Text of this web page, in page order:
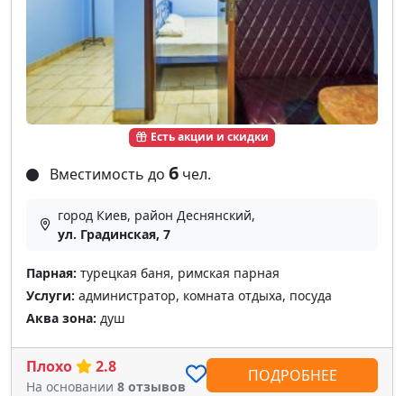
Есть акции и скидки
Вместимость до 6 чел.
город Киев, район Деснянский,
ул. Градинская, 7
Парная: турецкая баня, римская парная
Услуги: администратор, комната отдыха, посуда
Аква зона: душ
Плохо 2.8
На основании 8 отзывов
ПОДРОБНЕЕ